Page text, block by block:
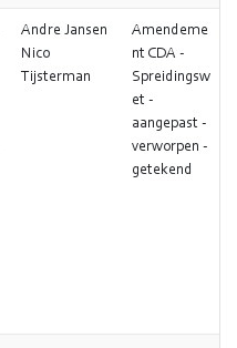
Andre Jansen
Nico
Tijsterman
Amendeme
nt CDA -
Spreidingsw
et -
aangepast -
verworpen -
getekend